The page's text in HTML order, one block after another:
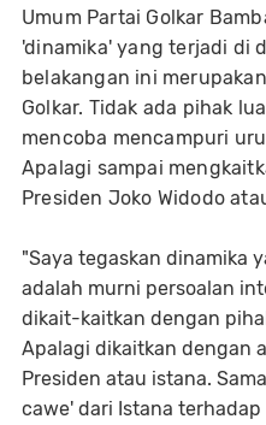
Umum Partai Golkar
'dinamika' yang terjadi di
belakangan ini
Golkar. Tidak ada pihak
mencoba mencampuri
Apalagi sampai
Presiden Joko Widodo
"Saya tegaskan dinamika
adalah murni persoalan
dikait-kaitkan dengan
Apalagi dikaitkan dengan
Presiden atau istana.
cawe' dari Istana terhadap